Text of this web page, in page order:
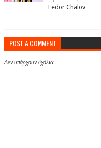
Fedor Chalov
POST A COMMENT
Δεν υπάρχουν σχόλια